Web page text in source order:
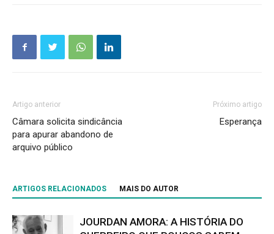
Artigo anterior
Câmara solicita sindicância
para apurar abandono de
arquivo público
Próximo artigo
Esperança
ARTIGOS RELACIONADOS MAIS DO AUTOR
JOURDAN AMORA: A HISTÓRIA DO